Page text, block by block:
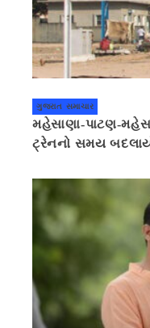
ગુજરાત સમાચાર
મહેસાણા-પાટણ-
ટ્રેનનો સમય